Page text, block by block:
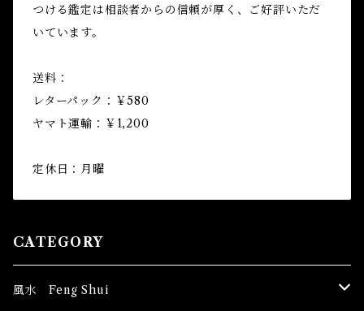
つける鑑定は相談者からの信頼が厚く、ご好評いただ
いています。
送料：
レターパック：￥580
ヤマト運輸：￥1,200
定休日：月曜
CATEGORY
風水 Feng Shui